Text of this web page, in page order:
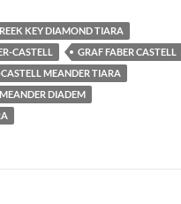
KEY DIAMOND TIARA
CASTELL
GRAF FABER CASTELL
MEANDER TIARA
MEANDER DIADEM